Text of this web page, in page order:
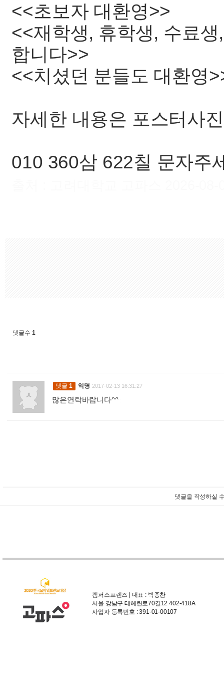
<<초보자 대환영>>
<<재학생, 휴학생, 수료
합니다>>
<<치셨던 분들도 대환영
자세한 내용은 포스터사
010 360삼 622칠 문자주
댓글수 1
댓글 1 익명 2017-02-13 16:31:27
많은연락바랍니다^^
댓글을 작성하실
캠퍼스프렌즈 | 대표 : 박종찬
서울 강남구 테헤란로70길12 402-418A
사업자 등록번호 : 391-01-00107